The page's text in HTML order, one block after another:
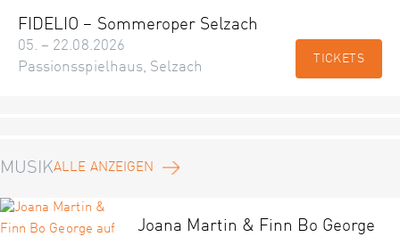
FIDELIO – Sommeroper Selzach
05. – 22.08.2026
Passionsspielhaus, Selzach
TICKETS
MUSIKALLE ANZEIGEN
Joana Martin & Finn Bo George